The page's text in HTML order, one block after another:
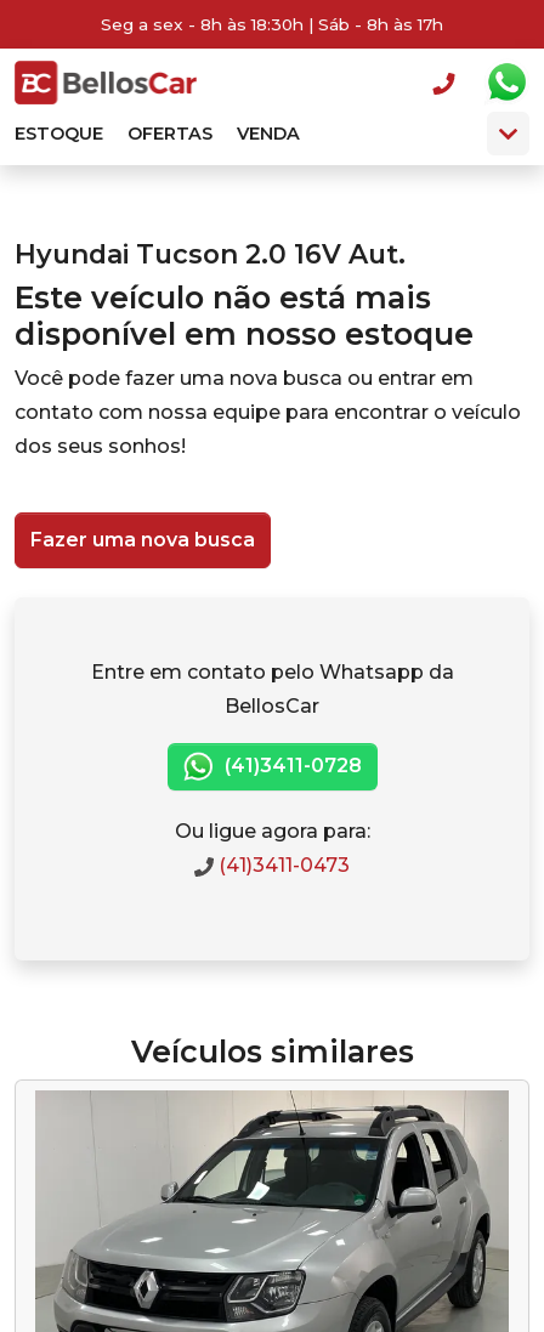
Seg a sex - 8h às 18:30h | Sáb - 8h às 17h
ESTOQUE OFERTAS VENDA
Hyundai Tucson 2.0 16V Aut.
Este veículo não está mais
disponível em nosso estoque
Você pode fazer uma nova busca ou entrar em
contato com nossa equipe para encontrar o veículo
dos seus sonhos!
Fazer uma nova busca
Entre em contato pelo Whatsapp da
BellosCar
(41)3411-0728
Ou ligue agora para:
(41)3411-0473
Veículos similares